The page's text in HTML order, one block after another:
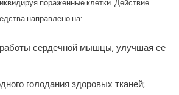
пораженные клетки. Действие
направлено на:
сердечной мышцы, улучшая ее
голодания здоровых тканей;